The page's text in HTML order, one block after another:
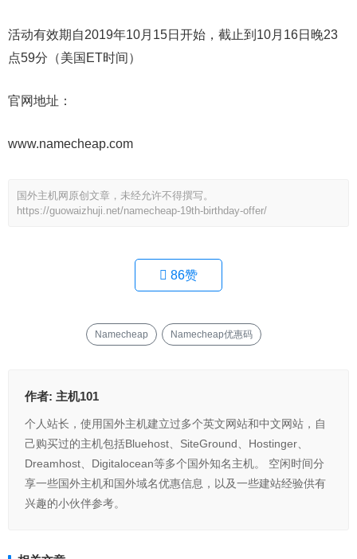
活动有效期自2019年10月15日开始，截止到10月16日晚23
点59分（美国ET时间）
官网地址：
www.namecheap.com
国外主机网原创文章，未经允许不得撰写。
https://guowaizhuji.net/namecheap-19th-birthday-offer/
86赞
Namecheap Namecheap优惠码
作者: 主机101
个人站长，使用国外主机建立过多个英文网站和中文网站，自
己购买过的主机包括Bluehost、SiteGround、Hostinger、
Dreamhost、Digitalocean等多个国外知名主机。 空闲时间分
享一些国外主机和国外域名优惠信息，以及一些建站经验供有
兴趣的小伙伴参考。